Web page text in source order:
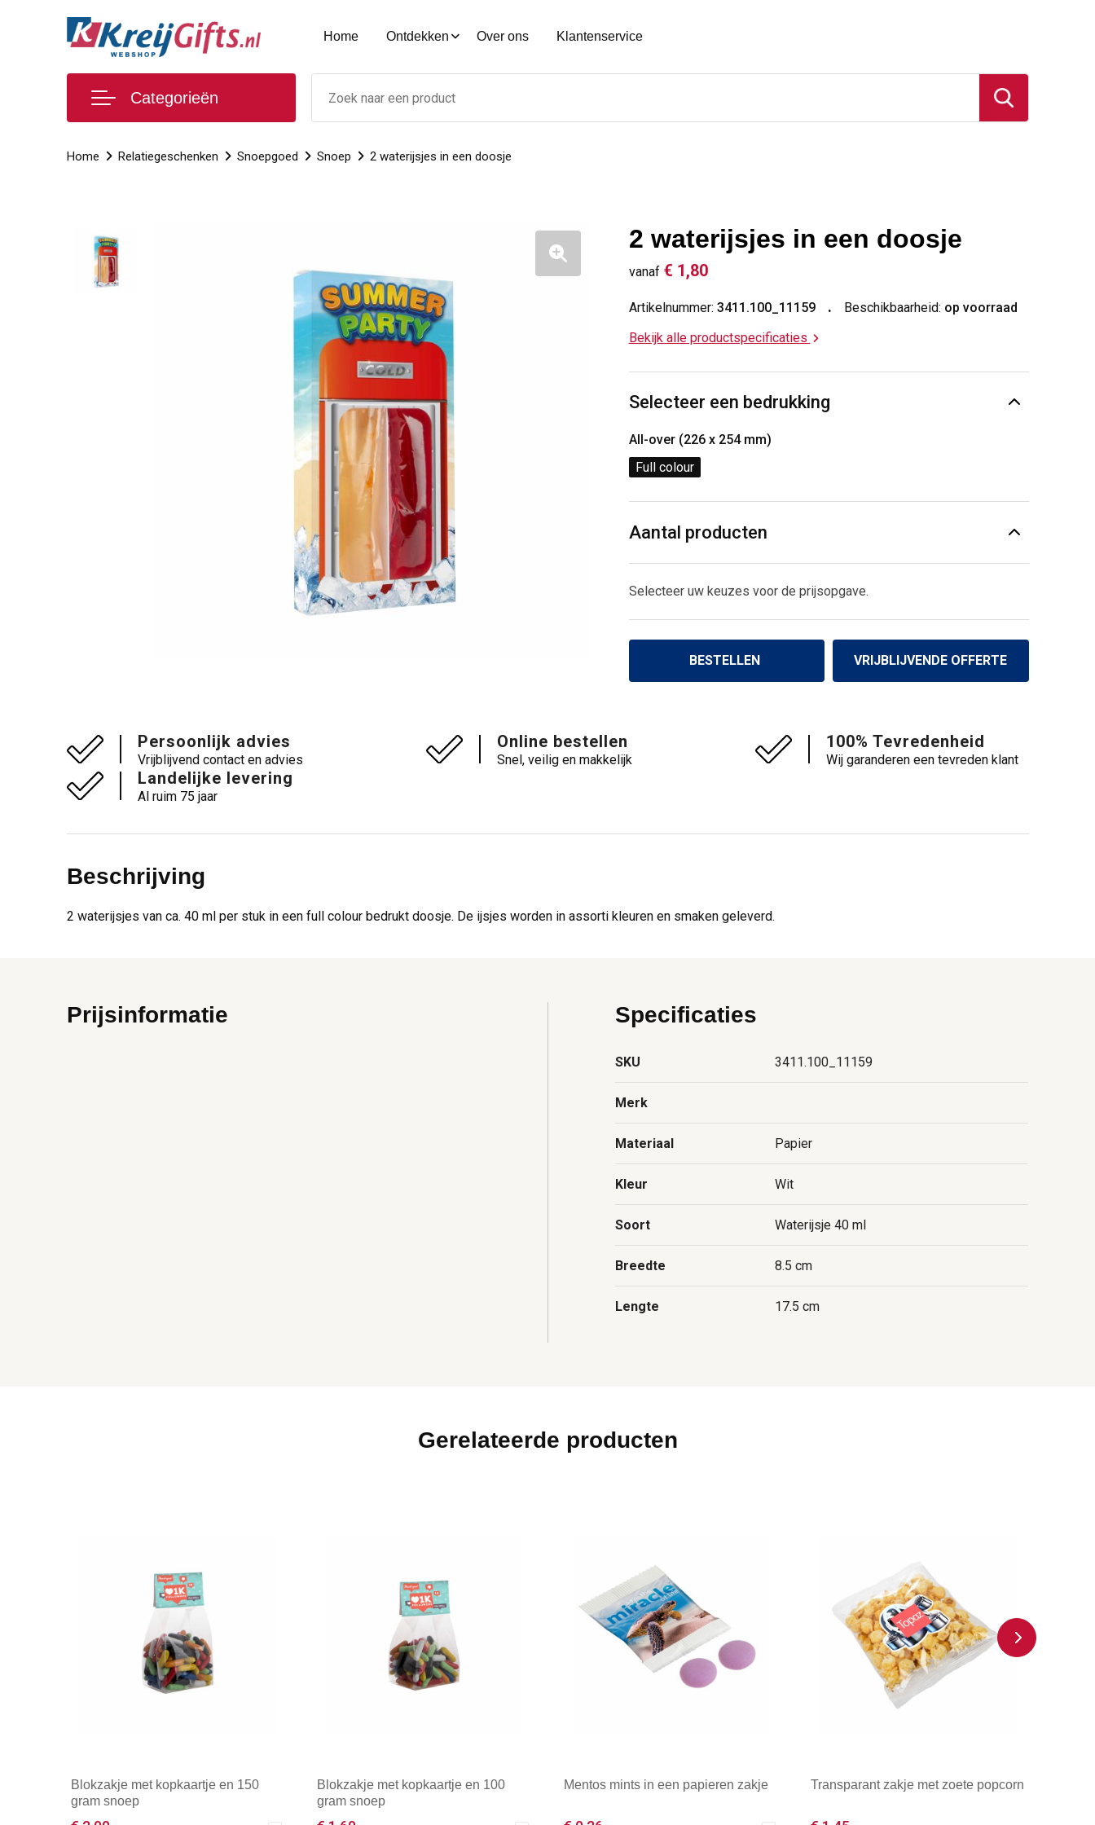
Home Ontdekken Over ons Klantenservice
Categorieën
Home Relatiegeschenken Snoepgoed Snoep 2 waterijsjes in een doosje
2 waterijsjes in een doosje
vanaf € 1,80
Artikelnummer: 3411.100_11159 Beschikbaarheid: op voorraad
Bekijk alle productspecificaties
Selecteer een bedrukking
All-over (226 x 254 mm)
Full colour
Aantal producten
Selecteer uw keuzes voor de prijsopgave.
BESTELLEN VRIJBLIJVENDE OFFERTE
Persoonlijk advies
Vrijblijvend contact en advies
Online bestellen
Snel, veilig en makkelijk
100% Tevredenheid
Wij garanderen een tevreden klant
Landelijke levering
Al ruim 75 jaar
Beschrijving
2 waterijsjes van ca. 40 ml per stuk in een full colour bedrukt doosje. De ijsjes worden in assorti kleuren en smaken geleverd.
Prijsinformatie Specificaties
SKU 3411.100_11159
Merk
Materiaal Papier
Kleur Wit
Soort Waterijsje 40 ml
Breedte 8.5 cm
Lengte 17.5 cm
Gerelateerde producten
Blokzakje met kopkaartje en 150
gram snoep
Blokzakje met kopkaartje en 100
gram snoep
Mentos mints in een papieren zakje Transparant zakje met zoete popcorn